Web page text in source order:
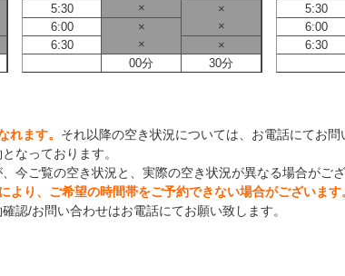
5:30
×
×
6:00
×
×
6:30
×
×
00分
30分
5:30
6:00
6:30
れます。 それ以降の空き状況については、お電話にてお問
なっております。
今ご覧の空き状況と、実際の空き状況が異なる場合がござ
より、ご希望の時間帯をご予約できない場合がございます
認/お問い合わせはお電話にてお願い致します。